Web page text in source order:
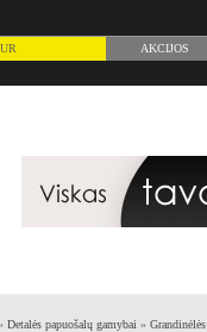
AKCIJOS
Detalės papuošalų gamybai » Grandinėlės